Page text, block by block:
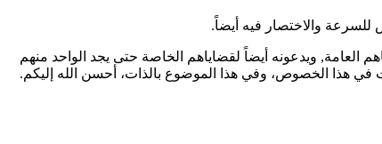
للسرعة والاختصار فيه أيضاً.
العامة, ويدعونه أيضاً لقضاياهم الخاصة حتى يجد الواحد منهم
في هذا الخصوص، وفي هذا الموضوع بالذات، أحسن الله إليكم.